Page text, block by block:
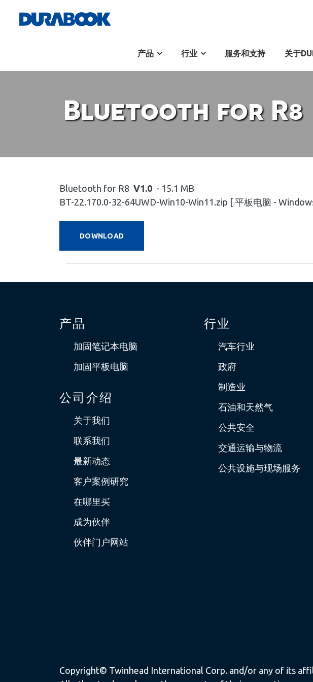
产品 行业 服务和支持 关于
Bluetooth for R8
Bluetooth for R8 V1.0 - 15.1 MB
BT-22.170.0-32-64UWD-Win10-Win11.zip [ 平板电脑 -
DOWNLOAD
产品
加固笔记本电脑
加固平板电脑
公司介绍
关于我们
联系我们
最新动态
客户案例研究
在哪里买
成为伙伴
伙伴门户网站
行业
汽车行业
政府
制造业
石油和天然气
公共安全
交通运输与物流
公共设施与现场服务
Copyright© Twinhead International Corp. and/or any of its